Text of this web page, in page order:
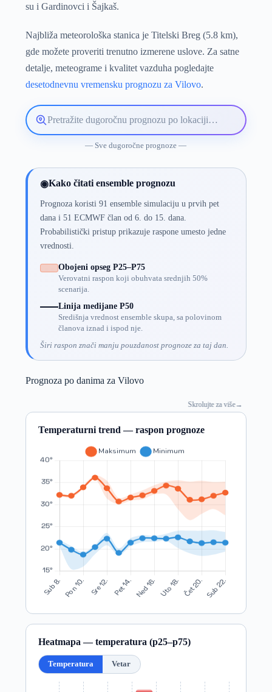
su i Gardinovci i Šajkaš.
Najbliža meteorološka stanica je Titelski Breg (5.8 km),
gde možete proveriti trenutno izmerene uslove. Za satne
detalje, meteograme i kvalitet vazduha pogledajte
desetodnevnu vremensku prognozu za Vilovo.
Pretražite
lokaciju
— Sve dugoročne prognoze —
◉Kako čitati ensemble prognozu
Prognoza koristi 91 ensemble simulaciju u prvih pet
dana i 51 ECMWF član od 6. do 15. dana.
Probabilistički pristup prikazuje raspone umesto jedne
vrednosti.
Obojeni opseg P25–P75
Verovatni raspon koji obuhvata srednjih 50%
scenarija.
Linija medijane P50
Središnja vrednost ensemble skupa, sa polovinom
članova iznad i ispod nje.
Širi raspon znači manju pouzdanost prognoze za taj dan.
Prognoza po danima za Vilovo
Skrolujte za više→
Temperaturni trend — raspon prognoze
Heatmapa — temperatura (p25–p75)
Temperatura Vetar